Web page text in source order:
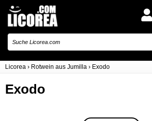
Licorea › Rotwein aus Jumilla › Exodo
Exodo